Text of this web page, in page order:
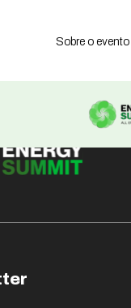
Sobre o evento